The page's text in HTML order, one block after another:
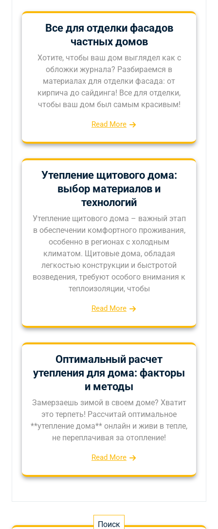
Все для отделки фасадов
частных домов
Хотите, чтобы ваш дом выглядел как с
обложки журнала? Разбираемся в
материалах для отделки фасада: от
кирпича до сайдинга! Все для отделки,
чтобы ваш дом был самым красивым!
Read More
Утепление щитового дома:
выбор материалов и
технологий
Утепление щитового дома – важный этап
в обеспечении комфортного проживания,
особенно в регионах с холодным
климатом. Щитовые дома, обладая
легкостью конструкции и быстротой
возведения, требуют особого внимания к
теплоизоляции, чтобы
Read More
Оптимальный расчет
утепления для дома: факторы
и методы
Замерзаешь зимой в своем доме? Хватит
это терпеть! Рассчитай оптимальное
**утепление дома** онлайн и живи в тепле,
не переплачивая за отопление!
Read More
Поиск